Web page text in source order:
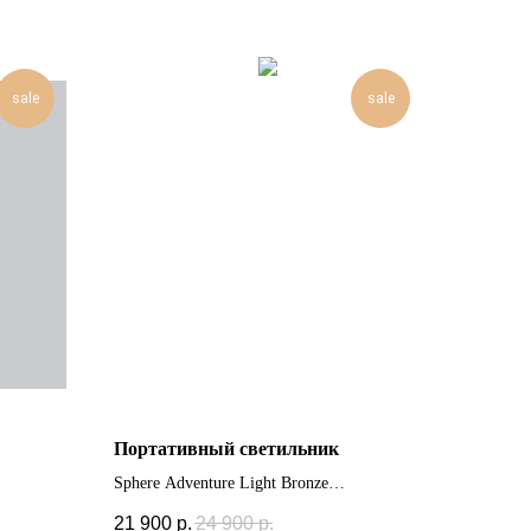
sale sale
Портативный светильник
Sphere Adventure Light Bronze
21 900 р. 24 900 р.